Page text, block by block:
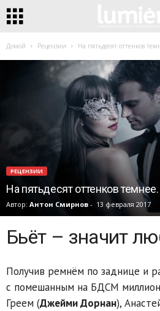
Домой Рецензии На пятьдесят оттенков
РЕЦЕНЗИИ
На пятьдесят оттенков
Автор: Антон Смирнов - 13 февраля 2017
Бьёт – значит
Получив ремнём по заднице и
с помешанным на БДСМ
Греем (Джейми Дорнан),